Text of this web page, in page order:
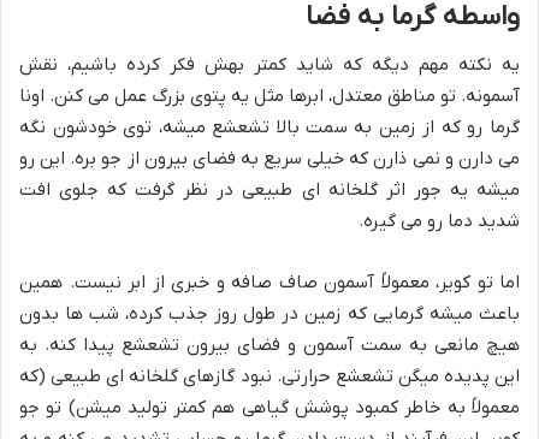
واسطه گرما به فضا
یه نکته مهم دیگه که شاید کمتر بهش فکر کرده باشیم، نقش
آسمونه. تو مناطق معتدل، ابرها مثل یه پتوی بزرگ عمل می کنن. اونا
گرما رو که از زمین به سمت بالا تشعشع میشه، توی خودشون نگه
می دارن و نمی ذارن که خیلی سریع به فضای بیرون از جو بره. این رو
میشه یه جور اثر گلخانه ای طبیعی در نظر گرفت که جلوی افت
شدید دما رو می گیره.
اما تو کویر، معمولاً آسمون صاف صافه و خبری از ابر نیست. همین
باعث میشه گرمایی که زمین در طول روز جذب کرده، شب ها بدون
هیچ مانعی به سمت آسمون و فضای بیرون تشعشع پیدا کنه. به
این پدیده میگن تشعشع حرارتی. نبود گازهای گلخانه ای طبیعی (که
معمولاً به خاطر کمبود پوشش گیاهی هم کمتر تولید میشن) تو جو